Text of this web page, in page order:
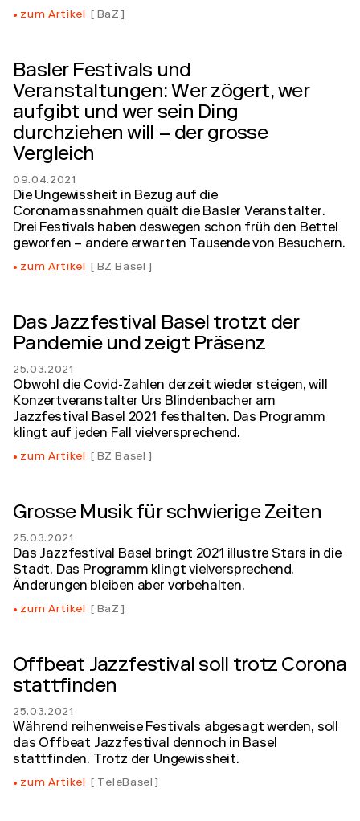
zum Artikel BaZ
Basler Festivals und
Veranstaltungen: Wer zögert, wer
aufgibt und wer sein Ding
durchziehen will – der grosse
Vergleich
09.04.2021
Die Ungewissheit in Bezug auf die
Coronamassnahmen quält die Basler Veranstalter.
Drei Festivals haben deswegen schon früh den Bettel
geworfen – andere erwarten Tausende von Besuchern.
zum Artikel BZ Basel
Das Jazzfestival Basel trotzt der
Pandemie und zeigt Präsenz
25.03.2021
Obwohl die Covid-Zahlen derzeit wieder steigen, will
Konzertveranstalter Urs Blindenbacher am
Jazzfestival Basel 2021 festhalten. Das Programm
klingt auf jeden Fall vielversprechend.
zum Artikel BZ Basel
Grosse Musik für schwierige Zeiten
25.03.2021
Das Jazzfestival Basel bringt 2021 illustre Stars in die
Stadt. Das Programm klingt vielversprechend.
Änderungen bleiben aber vorbehalten.
zum Artikel BaZ
Offbeat Jazzfestival soll trotz Corona
stattfinden
25.03.2021
Während reihenweise Festivals abgesagt werden, soll
das Offbeat Jazzfestival dennoch in Basel
stattfinden. Trotz der Ungewissheit.
zum Artikel TeleBasel